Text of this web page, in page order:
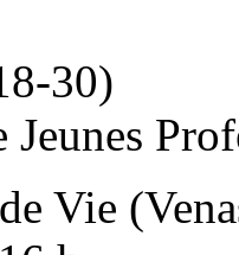
30)
Jeunes
Vie